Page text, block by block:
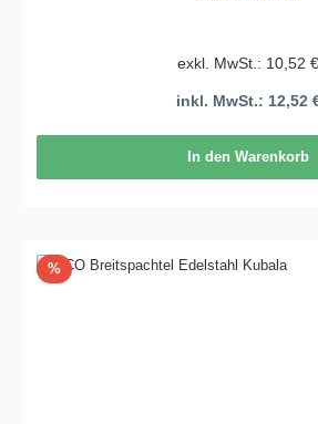
exkl. MwSt.: 10,52 €
inkl. MwSt.: 12,52
In den Warenkorb
%Rabatt